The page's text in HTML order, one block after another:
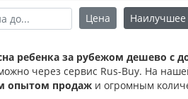
Цена Наилучшее
ребенка за рубежом дешево с
через сервис Rus-Buy. На
опытом продаж и огромным